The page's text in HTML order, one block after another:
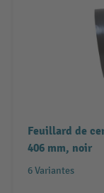
Feuillard de
406 mm, noir
6 Variantes